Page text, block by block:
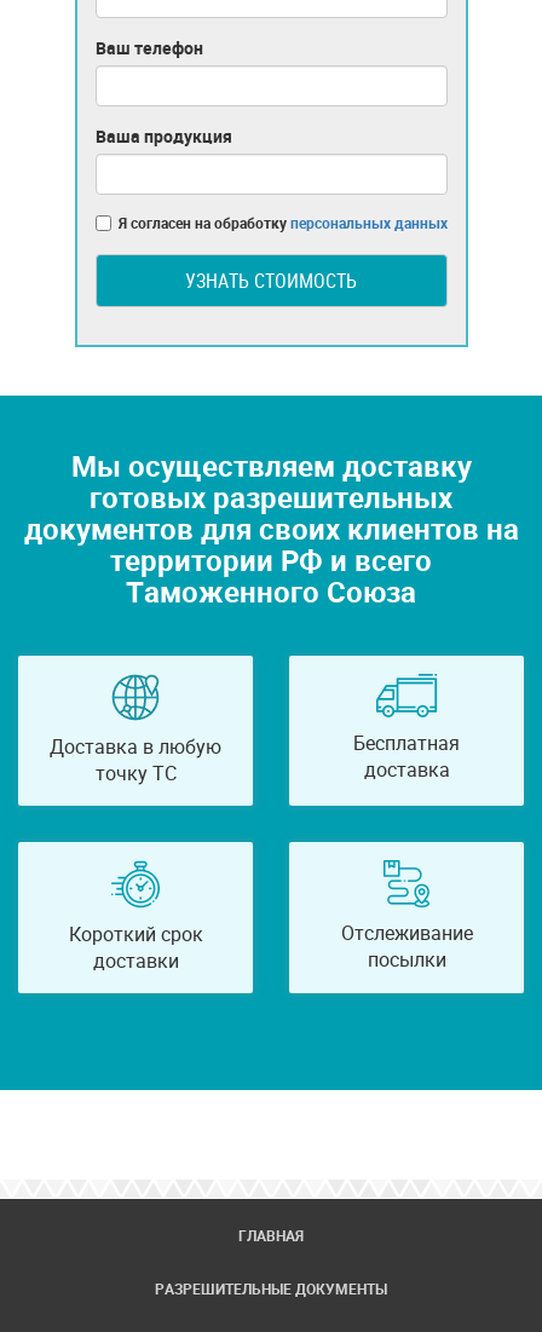
Ваш телефон
Ваша продукция
Я согласен на обработкуперсональных данных
УЗНАТЬ СТОИМОСТЬ
Мы осуществляем доставку
готовых разрешительных
документов для своих клиентов на
территории РФ и всего
Таможенного Союза
Доставка в любую
точку ТС
Бесплатная
доставка
Короткий срок
доставки
Отслеживание
посылки
ГЛАВНАЯ
РАЗРЕШИТЕЛЬНЫЕ ДОКУМЕНТЫ